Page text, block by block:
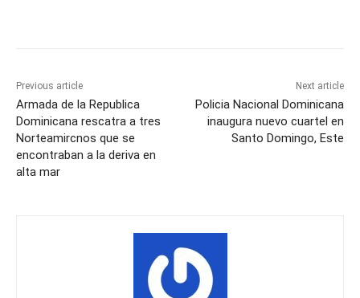
Previous article
Armada de la Republica
Dominicana rescatra a tres
Norteamircnos que se
encontraban a la deriva en
alta mar
Next article
Policia Nacional Dominicana
inaugura nuevo cuartel en
Santo Domingo, Este